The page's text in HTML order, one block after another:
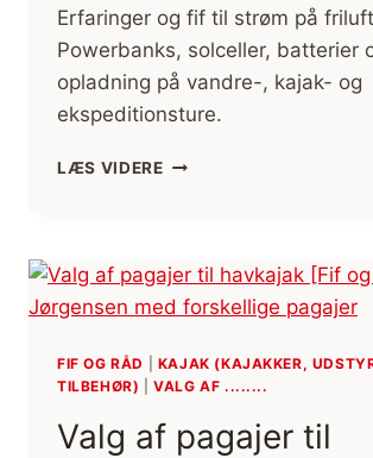
Erfaringer og fif til strøm på
Powerbanks, solceller, batterier
opladning på vandre-, kajak- og
ekspeditionsture.
LÆS VIDERESTRØM
[FIF
OG
FIF OG RÅD
KAJAK (KAJAKKER,
TILBEHØR) |VALG AF ........
Valg af pagajer til